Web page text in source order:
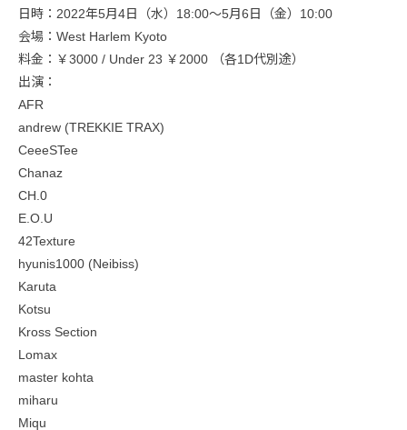
日時：2022年5月4日（水）18:00～5月6日（金）10:00
会場：West Harlem Kyoto
料金：￥3000 / Under 23 ￥2000 （各1D代別途）
出演：
AFR
andrew (TREKKIE TRAX)
CeeeSTee
Chanaz
CH.0
E.O.U
42Texture
hyunis1000 (Neibiss)
Karuta
Kotsu
Kross Section
Lomax
master kohta
miharu
Miqu